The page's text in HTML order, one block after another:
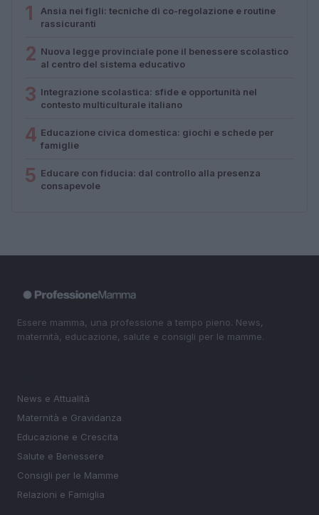
1
Ansia nei figli: tecniche di co-regolazione e routine
rassicuranti
2 Nuova legge provinciale pone il benessere scolastico
al centro del sistema educativo
3 Integrazione scolastica: sfide e opportunità nel
contesto multiculturale italiano
4 Educazione civica domestica: giochi e schede per
famiglie
5 Educare con fiducia: dal controllo alla presenza
consapevole
Essere mamma, una professione a tempo pieno. News,
maternità, educazione, salute e consigli per le mamme.
News e Attualità
Maternità e Gravidanza
Educazione e Crescita
Salute e Benessere
Consigli per le Mamme
Relazioni e Famiglia